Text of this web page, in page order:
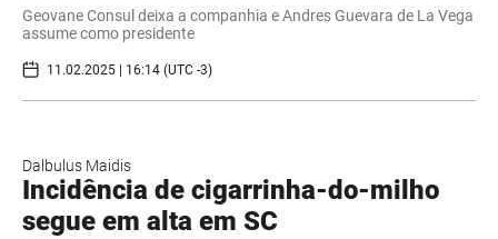
Geovane Consul deixa a companhia e Andres Guevara de La Vega
assume como presidente
11.02.2025 | 16:14 (UTC -3)
Dalbulus Maidis
Incidência de cigarrinha-do-milho
segue em alta em SC